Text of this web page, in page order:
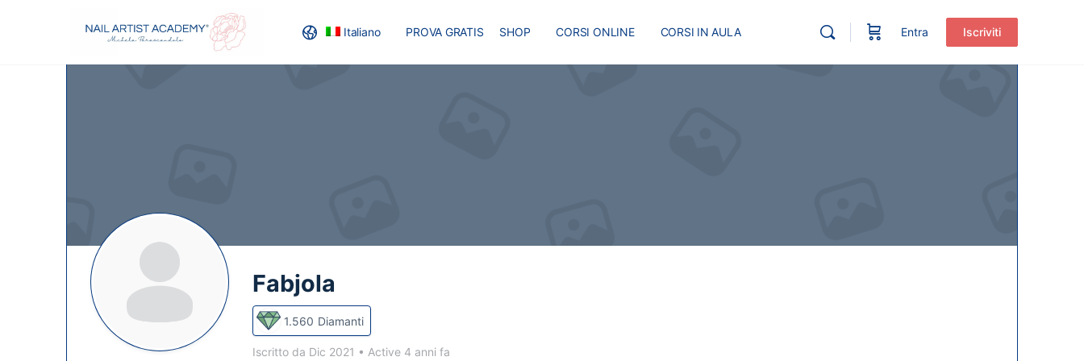
Italiano PROVA GRATIS SHOP CORSI ONLINE CORSI IN AULA Entra Iscriviti
Fabjola
1.560 Diamanti
Iscritto da Dic 2021 • Active 4 anni fa